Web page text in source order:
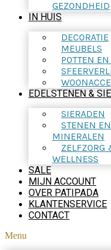
GEZONDHEID
IN HUIS
DECORATIE
MEUBELS
POTTEN
EDELSTENEN &
SIERADEN
STENEN EN
MINERALEN
ZELFZORG
WELLNESS
SALE
MIJN ACCOUNT
OVER PATIPADA
KLANTENSERVICE
CONTACT
Menu